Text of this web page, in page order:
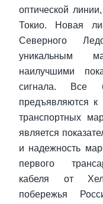
оптической
Токио. Новая
Северного
уникальным
наилучшими
сигнала. Все
предъявляются к
транспортных
является
и надежность
первого
кабеля от
побережья